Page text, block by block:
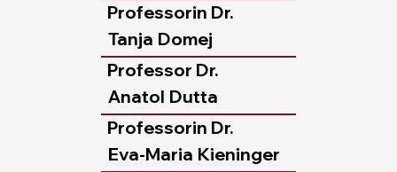
Professorin Dr.
Tanja Domej
Professor Dr.
Anatol Dutta
Professorin Dr.
Eva-Maria Kieninger